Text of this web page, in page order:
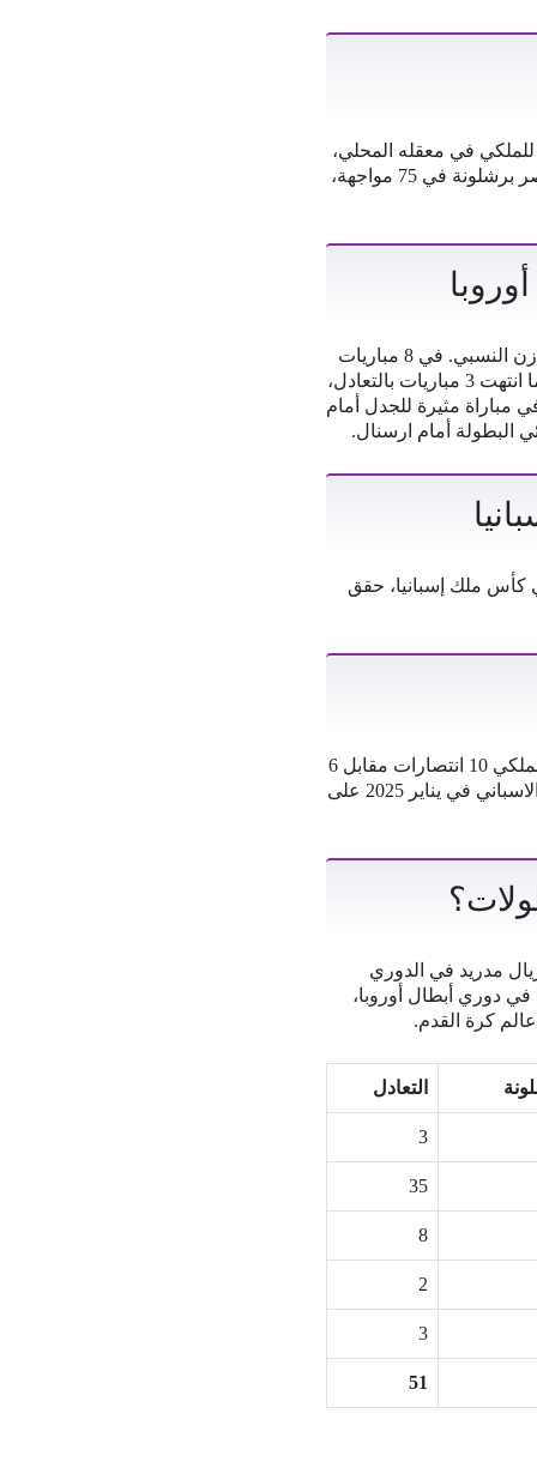
في معقله المحلي،
حيث التقى الفريقان في 189 مباراة بالدوري الإسباني. حقق ريال مدريد الفوز في 79 منها، بينما انتصر برشلونة في 75 مواجهة،
الأكثر فوزا في الكلاسيكو الاسباني على الصعيد القاري، تتسم المواجهات بين الغريمين بالندية والتوازن النسبي. في 8 مباريات
جمعت الفريقين في دوري أبطال أوروبا، حقق ريال مدريد 3 انتصارات مقابل فوزين لـ برشلونة، بينما انتهت 3 مباريات بالتعادل،
مثيرة للجدل أمام
أصل 39 مباراة جمعت الفريقين في كأس ملك إسبانيا، حقق
يهيمن ريال مدريد على سجل المواجهات في بطولة السوبر الإسباني. خلال 18 مباراة، حقق النادي الملكي 10 انتصارات مقابل 6
في السوبر الاسباني في يناير 2025 على
مدريد في الدوري
في دوري أبطال أوروبا،
كرة القدم.
التعادل
3
35
8
2
3
51